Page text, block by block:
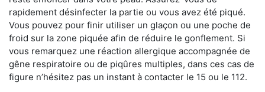
rapidement désinfecter la partie ou vous avez été piqué.
Vous pouvez pour finir utiliser un glaçon ou une poche de
froid sur la zone piquée afin de réduire le gonflement. Si
vous remarquez une réaction allergique accompagnée de
gêne respiratoire ou de piqûres multiples, dans ces cas de
figure n’hésitez pas un instant à contacter le 15 ou le 112.